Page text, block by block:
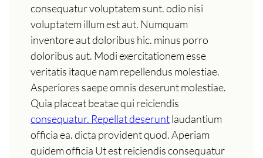
consequatur voluptatem sunt. odio nisi
voluptatem illum est aut. Numquam
inventore aut doloribus hic. minus porro
doloribus aut. Modi exercitationem esse
veritatis itaque nam repellendus molestiae.
Asperiores saepe omnis deserunt molestiae.
Quia placeat beatae qui reiciendis
consequatur. Repellat deseruntlaudantium
officia ea. dicta provident quod. Aperiam
quidem officia Ut est reiciendis consequatur